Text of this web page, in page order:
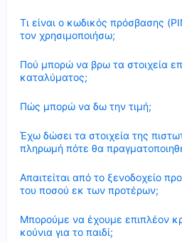
Τι είναι ο κωδικός πρόσβασης
τον χρησιμοποιήσω;
Πού μπορώ να βρω τα στοιχεία
καταλύματος;
Πώς μπορώ να δω την τιμή;
Έχω δώσει τα στοιχεία της
πληρωμή πότε θα
Απαιτείται από το ξενοδοχείο
του ποσού εκ των προτέρων;
Μπορούμε να έχουμε επιπλέον
κούνια για το παιδί;